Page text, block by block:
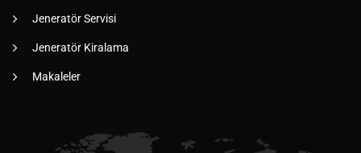
Jeneratör Servisi
Jeneratör Kiralama
Makaleler